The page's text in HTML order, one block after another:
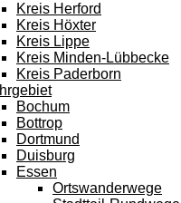
Kreis Herford
Kreis Höxter
Kreis Lippe
Kreis Minden-Lübbecke
Kreis Paderborn
Bochum
Bottrop
Dortmund
Duisburg
Essen
Ortswanderwege